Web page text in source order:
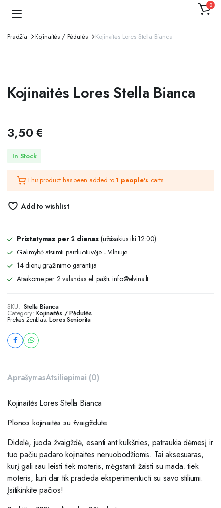
0
Pradžia Kojinaitės / Pėdutės Kojinaitės Lores Stella Bianca
Kojinaitės Lores Stella Bianca
3,50€
In Stock
This product has been added to 1 people's carts.
Add to wishlist
Pristatymas per 2 dienas (užsisakius iki 12:00)
Galimybė atsiimti parduotuvėje - Vilniuje
14 dienų grąžinimo garantija
Atsakome per 2 valandas el. paštu info@elvina.lt
SKU: Stella Bianca
Category: Kojinaitės / Pėdutės
Prekės ženklas:Lores Seniorita
AprašymasAtsiliepimai (0)
Kojinaitės Lores Stella Bianca
Plonos kojinaitės su žvaigždute
Didelė, juoda žvaigždė, esanti ant kulkšnies, patraukia dėmesį ir
tuo pačiu padaro kojinaites nenuobodžiomis. Tai aksesuaras,
kurį gali sau leisti tiek moteris, mėgstanti žaisti su mada, tiek
moteris, kuri dar tik pradeda eksperimentuoti su savo stiliumi.
Įsitikinkite pačios!